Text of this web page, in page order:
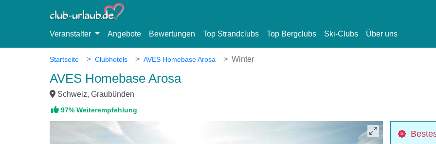
Veranstalter Angebote Bewertungen Top Strandclubs Top Bergclubs Ski-Clubs Über uns
Startseite Clubhotels AVES Homebase Arosa Winter
AVES Homebase Arosa
Schweiz, Graubünden
97% Weiterempfehlung